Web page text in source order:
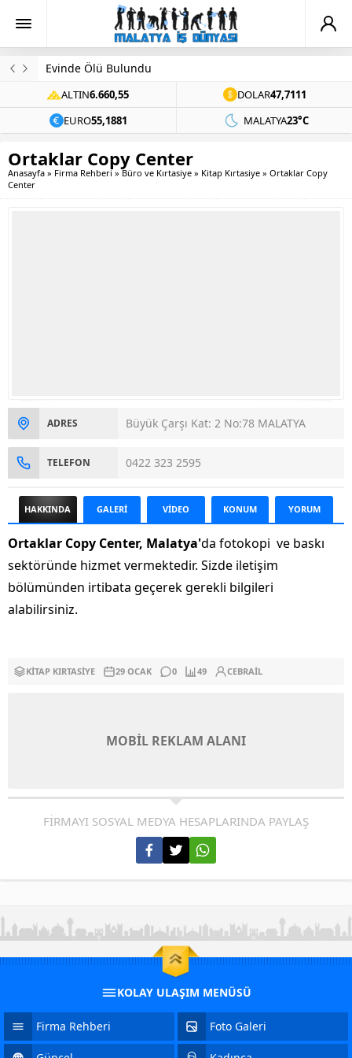
Evinde Ölü Bulundu
ALTIN6.660,55 DOLAR47,7111
EURO55,1881 MALATYA23°C
Ortaklar Copy Center
Anasayfa » Firma Rehberi » Büro ve Kırtasiye » Kitap Kırtasiye » Ortaklar Copy
Center
ADRES Büyük Çarşı Kat: 2 No:78 MALATYA
TELEFON 0422 323 2595
HAKKINDA GALERİ VİDEO KONUM YORUM
Ortaklar Copy Center, Malatya'da fotokopi ve baskı
sektöründe hizmet vermektedir. Sizde iletişim
bölümünden irtibata geçerek gerekli bilgileri
alabilirsiniz.
KITAP KIRTASIYE 29 OCAK 0 49 CEBRAIL
MOBİL REKLAM ALANI
FİRMAYI SOSYAL MEDYA HESAPLARINDA PAYLAŞ
KOLAY ULAŞIM MENÜSÜ
Firma Rehberi Foto Galeri